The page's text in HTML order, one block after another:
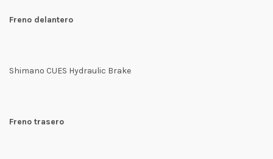
Freno delantero
Shimano CUES Hydraulic Brake
Freno trasero